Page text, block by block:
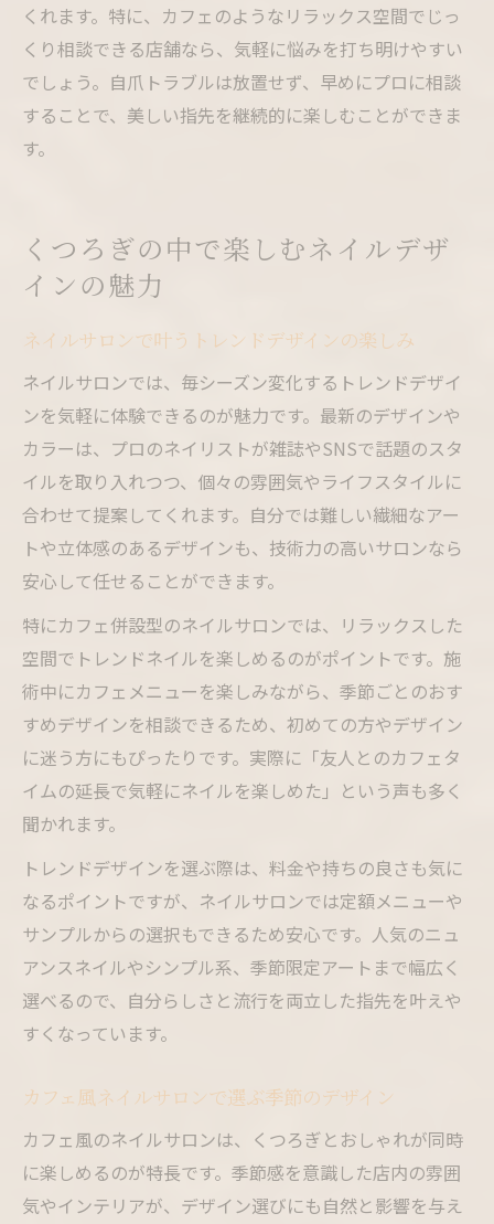
くれます。特に、カフェのようなリラックス空間でじっ
くり相談できる店舗なら、気軽に悩みを打ち明けやすい
でしょう。自爪トラブルは放置せず、早めにプロに相談
することで、美しい指先を継続的に楽しむことができま
す。
くつろぎの中で楽しむネイルデザ
インの魅力
ネイルサロンで叶うトレンドデザインの楽しみ
ネイルサロンでは、毎シーズン変化するトレンドデザイ
ンを気軽に体験できるのが魅力です。最新のデザインや
カラーは、プロのネイリストが雑誌やSNSで話題のスタ
イルを取り入れつつ、個々の雰囲気やライフスタイルに
合わせて提案してくれます。自分では難しい繊細なアー
トや立体感のあるデザインも、技術力の高いサロンなら
安心して任せることができます。
特にカフェ併設型のネイルサロンでは、リラックスした
空間でトレンドネイルを楽しめるのがポイントです。施
術中にカフェメニューを楽しみながら、季節ごとのおす
すめデザインを相談できるため、初めての方やデザイン
に迷う方にもぴったりです。実際に「友人とのカフェタ
イムの延長で気軽にネイルを楽しめた」という声も多く
聞かれます。
トレンドデザインを選ぶ際は、料金や持ちの良さも気に
なるポイントですが、ネイルサロンでは定額メニューや
サンプルからの選択もできるため安心です。人気のニュ
アンスネイルやシンプル系、季節限定アートまで幅広く
選べるので、自分らしさと流行を両立した指先を叶えや
すくなっています。
カフェ風ネイルサロンで選ぶ季節のデザイン
カフェ風のネイルサロンは、くつろぎとおしゃれが同時
に楽しめるのが特長です。季節感を意識した店内の雰囲
気やインテリアが、デザイン選びにも自然と影響を与え